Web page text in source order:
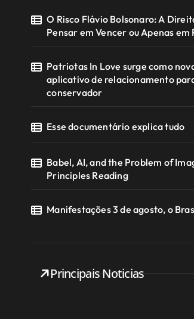
O Risco Flávio Bolsonaro: A
Pensar em Vencer ou Apenas em
Patriotas In Love surge como
aplicativo de relacionamento
conservador
Esse documentário explica tudo
Babel, AI, and the Problem of
Principles Reading
Manifestações 3 de agosto, o
Principais Noticias